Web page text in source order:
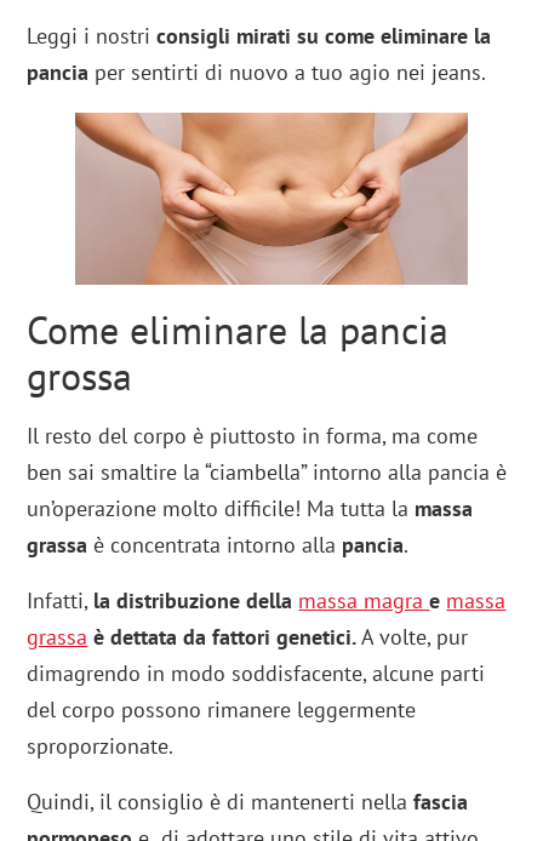
Leggi i nostri consigli mirati su come eliminare la
pancia per sentirti di nuovo a tuo agio nei jeans.
Come eliminare la pancia
grossa
Il resto del corpo è piuttosto in forma, ma come
ben sai smaltire la “ciambella” intorno alla pancia è
un’operazione molto difficile! Ma tutta la massa
grassa è concentrata intorno alla pancia.
Infatti, la distribuzione della massa magrae massa
grassa è dettata da fattori genetici.A volte, pur
dimagrendo in modo soddisfacente, alcune parti
del corpo possono rimanere leggermente
sproporzionate.
Quindi, il consiglio è di mantenerti nellafascia